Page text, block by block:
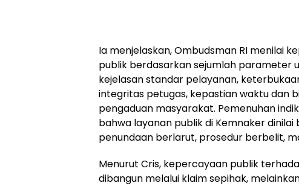
Ia menjelaskan, Ombudsman RI menilai
publik berdasarkan sejumlah parameter
kejelasan standar pelayanan,
integritas petugas, kepastian waktu dan
pengaduan masyarakat. Pemenuhan
bahwa layanan publik di Kemnaker
penundaan berlarut, prosedur berbelit,
Menurut Cris, kepercayaan publik
dibangun melalui klaim sepihak,